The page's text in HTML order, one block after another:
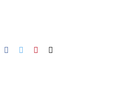
Facebook
TwitterPinterest